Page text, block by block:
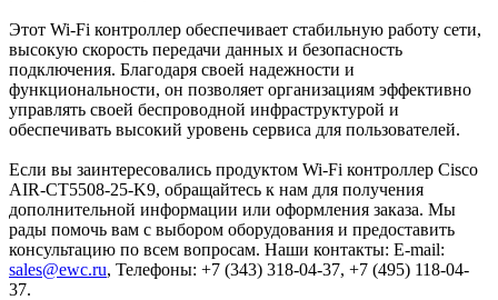
Этот Wi-Fi контроллер обеспечивает стабильную работу сети,
высокую скорость передачи данных и безопасность
подключения. Благодаря своей надежности и
функциональности, он позволяет организациям эффективно
управлять своей беспроводной инфраструктурой и
обеспечивать высокий уровень сервиса для пользователей.
Если вы заинтересовались продуктом Wi-Fi контроллер Cisco
AIR-CT5508-25-K9, обращайтесь к нам для получения
дополнительной информации или оформления заказа. Мы
рады помочь вам с выбором оборудования и предоставить
консультацию по всем вопросам. Наши контакты: E-mail:
sales@ewc.ru, Телефоны: +7 (343) 318-04-37, +7 (495) 118-04-
37.